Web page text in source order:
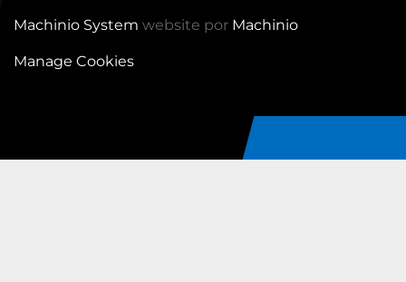
Machinio System website por Machinio
Manage Cookies